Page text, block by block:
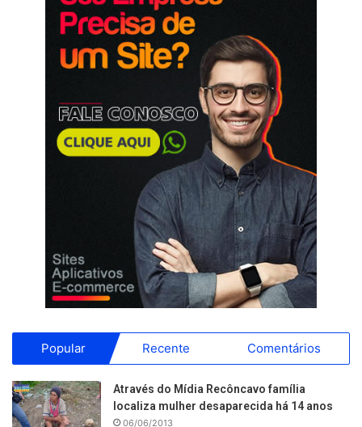
Popular Recente Comentários
Através do Mídia Recôncavo família
localiza mulher desaparecida há 14 anos
06/06/2013